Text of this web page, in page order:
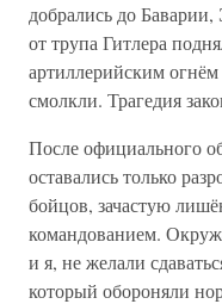
добрались до
от трупа Гитлера
артиллерийским
смолкли. Трагедия
После официального
оставались только
бойцов, зачастую
командованием.
и я, не желали
который обороняли